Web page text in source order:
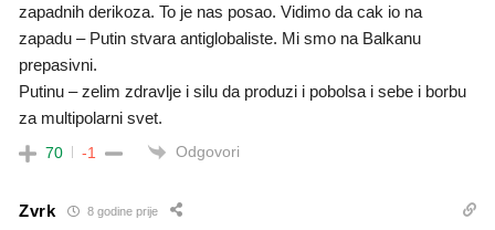
zapadnih derikoza. To je nas posao. Vidimo da cak io na
zapadu – Putin stvara antiglobaliste. Mi smo na Balkanu
prepasivni.
Putinu – zelim zdravlje i silu da produzi i pobolsa i sebe i borbu
za multipolarni svet.
70 -1 Odgovori
Zvrk 8 godine prije